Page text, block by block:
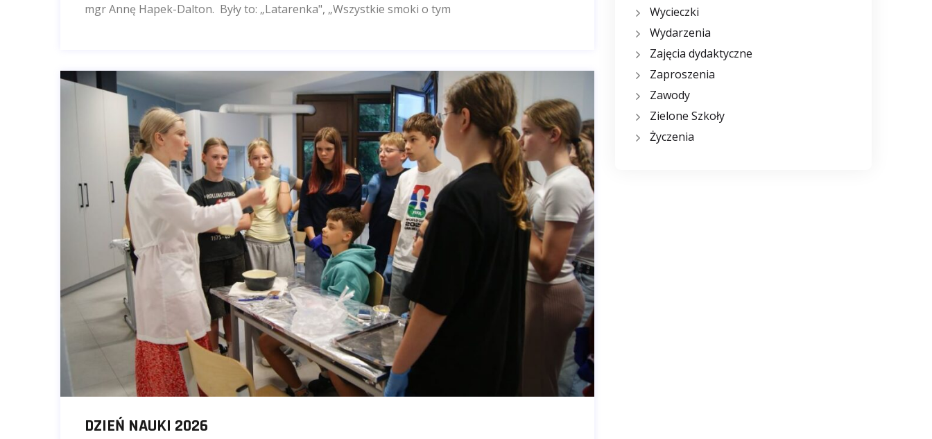
mgr Annę Hapek-Dalton. Były to: „Latarenka", „Wszystkie smoki o tym
DZIEŃ NAUKI 2026
Wycieczki
Wydarzenia
Zajęcia dydaktyczne
Zaproszenia
Zawody
Zielone Szkoły
Życzenia